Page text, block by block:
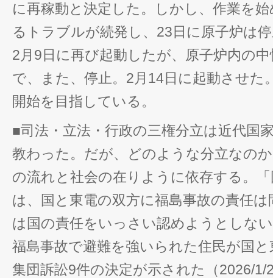
に再稼動と決定した。しかし、作業を
るトラブルが続発し、23日に原子炉は
2月9日に再び起動したが、原子炉内の
で、また、停止。2月14日に起動させた
開始を目指している。
■司法・立法・行政の三権分立は近代国
教わった。だが、どのような分立なの
の流れと社会の在りように依存する。
は、国と東電の双方に福島事故の責任
は国の責任をいっさい認めようとしな
福島事故で避難を強いられた住民が国
集団訴訟9件の決定が示された（2026/1/